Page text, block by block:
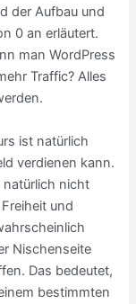
der Aufbau und
0 an erläutert.
man WordPress
Traffic? Alles
ist natürlich
verdienen kann.
natürlich nicht
und
Nischenseite
Das bedeutet,
bestimmten